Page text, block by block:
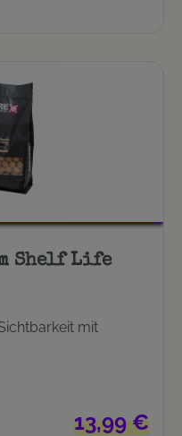
geschaffen.
Shelf Life
mit
Regulärer
13,99 €